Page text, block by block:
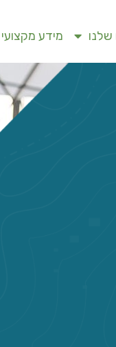
שלנו מידע מקצועי